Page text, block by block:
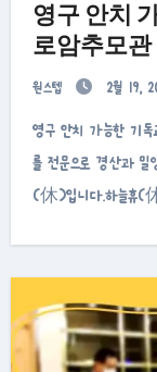
영구 안치
로암추모관
원스텝 2월 19,
영구 안치 가능한 기독교전용 납골당 실로암추모관안녕하십니까 장례와 장지
를 전문으로 경산과 밀
(休)입니다.하늘휴(